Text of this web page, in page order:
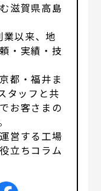
滋賀県高島
以来、地
・実績・技
都・福井ま
タッフと共
お客さまの
営する工場
立ちコラム